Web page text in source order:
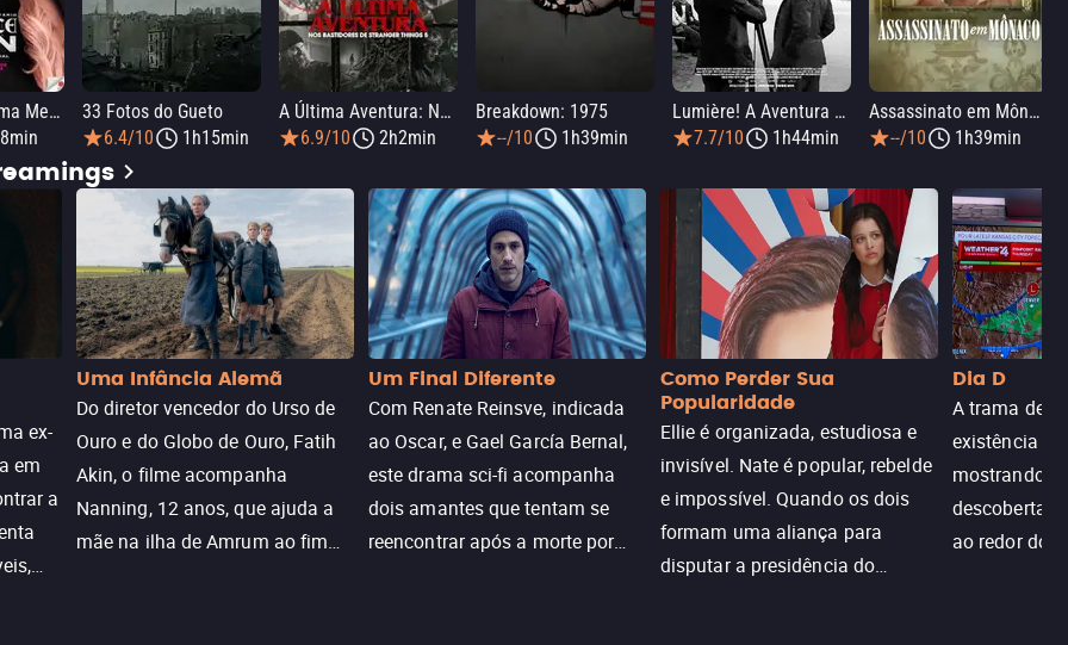
Infinite Icon: Uma Memória Visual
33 Fotos do Gueto
6.4/10
1h15min
A Última Aventura: Nos Bastidores de Stranger Things 5
6.9/10
2h2min
Breakdown: 1975
--/10
1h39min
Lumière! A Aventura Continua
7.7/10
1h44min
Assassinato em Mônaco
--/10
1h39min
ex-
em
a
Uma Infância Alemã
Do diretor vencedor do Urso de
Ouro e do Globo de Ouro, Fatih
Akin, o filme acompanha
Nanning, 12 anos, que ajuda a
mãe na ilha de Amrum ao fim
Um Final Diferente
Com Renate Reinsve, indicada
ao Oscar, e Gael García Bernal,
este drama sci-fi acompanha
dois amantes que tentam se
reencontrar após a morte por
Como Perder Sua
Popularidade
Ellie é organizada, estudiosa e
invisível. Nate é popular, rebelde
e impossível. Quando os dois
formam uma aliança para
disputar a presidência do
Dia D
A trama de
existência
mostrando
descoberta
ao redor do